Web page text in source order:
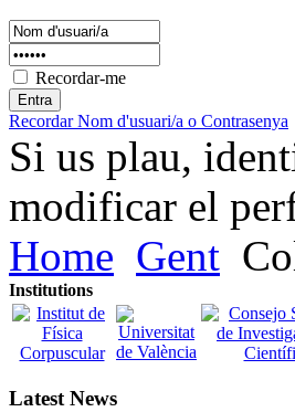
Recordar-me
Recordar Nom d'usuari/a o Contrasenya
Si us plau,
modificar el
Home Gent
Institutions
Latest News